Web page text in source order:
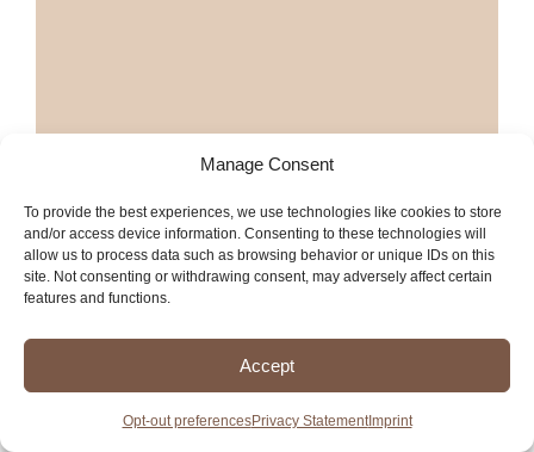
Manage Consent
To provide the best experiences, we use technologies like cookies to store
and/or access device information. Consenting to these technologies will
allow us to process data such as browsing behavior or unique IDs on this
site. Not consenting or withdrawing consent, may adversely affect certain
features and functions.
Accept
Opt-out preferencesPrivacy StatementImprint
Más dentistas en Stockton
Más servicios en Stockton